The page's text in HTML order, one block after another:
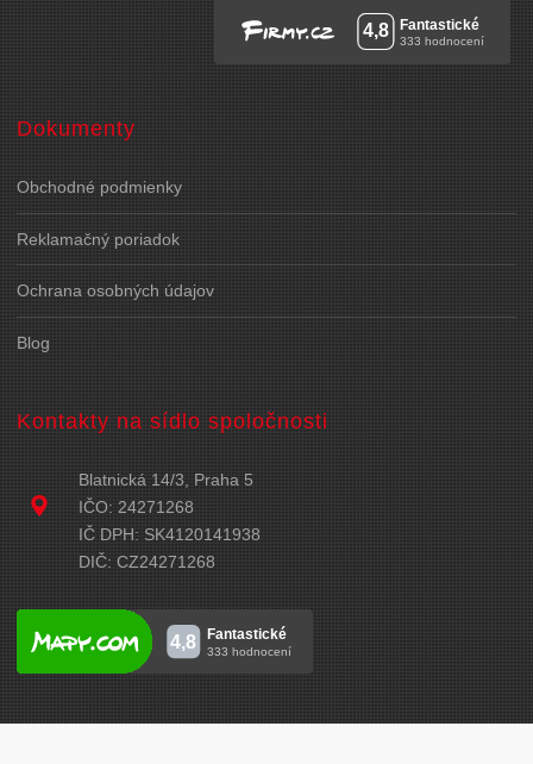
Dokumenty
Obchodné podmienky
Reklamačný poriadok
Ochrana osobných údajov
Blog
Kontakty na sídlo spoločnosti
Blatnická 14/3, Praha 5
IČO: 24271268
IČ DPH: SK4120141938
DIČ: CZ24271268